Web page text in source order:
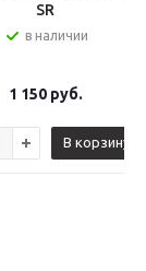
SR
в наличии
1 150руб.
В корзину